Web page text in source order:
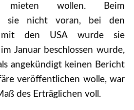
mieten wollen. Beim
sie nicht voran, bei den
mit den USA wurde sie
Januar beschlossen wurde,
angekündigt keinen Bericht
veröffentlichen wolle, war
des Erträglichen voll.